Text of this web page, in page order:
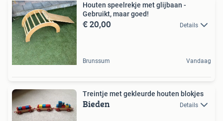
Houten speelrekje met glijbaan -
Gebruikt, maar goed!
€ 20,00 Details
Brunssum Vandaag
Treintje met gekleurde houten blokjes
Bieden Details